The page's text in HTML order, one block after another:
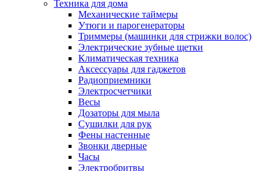
Техника для дома
Механические таймеры
Утюги и парогенераторы
Триммеры (машинки для стрижки волос)
Электрические зубные щетки
Климатическая техника
Аксессуары для гаджетов
Радиоприемники
Электросчетчики
Весы
Дозаторы для мыла
Сушилки для рук
Фены настенные
Звонки дверные
Часы
Электробритвы